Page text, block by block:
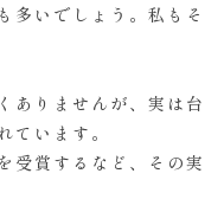
多いでしょう。私もそ
ありませんが、実は台
ています。
受賞するなど、その実